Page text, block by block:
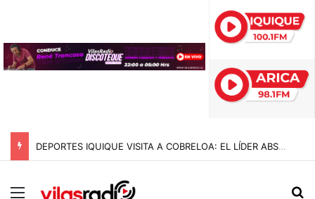
DEPORTES IQUIQUE VISITA A COBRELOA: EL LÍDER ABSOLUTO DE LA LIGA DE ASCENSO 2026
Menú